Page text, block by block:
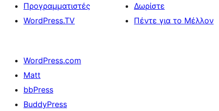
Προγραμματιστές
WordPress.TV
Δωρίστε
Πέντε για το Μέλλον
WordPress.com
Matt
bbPress
BuddyPress